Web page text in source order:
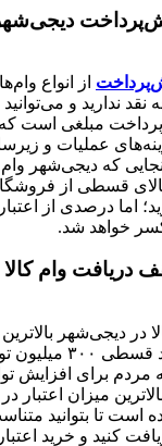
از انواع
نقد ندارید و
مبلغی است
عملیات و
که دیجی‌شهر
قسطی از
اما درصدی از
خواهد شد.
دریافت وام
در دیجی‌شهر
رقباست. سقف خرید
برای افزایش
میزان اعتبار در
تا بتوانید